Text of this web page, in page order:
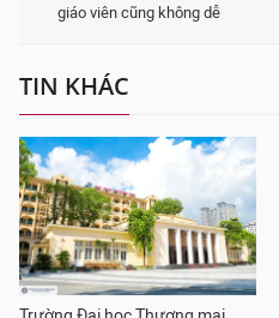
giáo viên cũng không dễ
TIN KHÁC